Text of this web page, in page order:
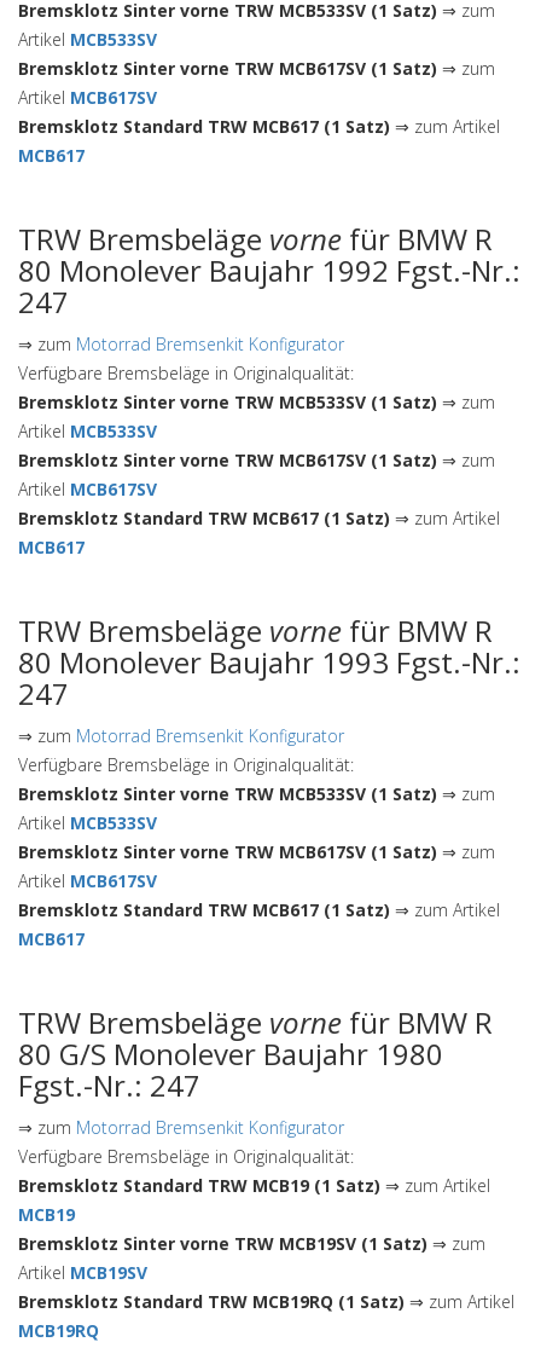
Bremsklotz Sinter vorne TRW MCB533SV (1 Satz) ⇒ zum
Artikel MCB533SV
Bremsklotz Sinter vorne TRW MCB617SV (1 Satz) ⇒ zum
Artikel MCB617SV
Bremsklotz Standard TRW MCB617 (1 Satz) ⇒ zum Artikel
MCB617
TRW Bremsbeläge vorne für BMW R
80 Monolever Baujahr 1992 Fgst.-Nr.:
247
⇒ zum Motorrad Bremsenkit Konfigurator
Verfügbare Bremsbeläge in Originalqualität:
Bremsklotz Sinter vorne TRW MCB533SV (1 Satz) ⇒ zum
Artikel MCB533SV
Bremsklotz Sinter vorne TRW MCB617SV (1 Satz) ⇒ zum
Artikel MCB617SV
Bremsklotz Standard TRW MCB617 (1 Satz) ⇒ zum Artikel
MCB617
TRW Bremsbeläge vorne für BMW R
80 Monolever Baujahr 1993 Fgst.-Nr.:
247
⇒ zum Motorrad Bremsenkit Konfigurator
Verfügbare Bremsbeläge in Originalqualität:
Bremsklotz Sinter vorne TRW MCB533SV (1 Satz) ⇒ zum
Artikel MCB533SV
Bremsklotz Sinter vorne TRW MCB617SV (1 Satz) ⇒ zum
Artikel MCB617SV
Bremsklotz Standard TRW MCB617 (1 Satz) ⇒ zum Artikel
MCB617
TRW Bremsbeläge vorne für BMW R
80 G/S Monolever Baujahr 1980
Fgst.-Nr.: 247
⇒ zum Motorrad Bremsenkit Konfigurator
Verfügbare Bremsbeläge in Originalqualität:
Bremsklotz Standard TRW MCB19 (1 Satz) ⇒ zum Artikel
MCB19
Bremsklotz Sinter vorne TRW MCB19SV (1 Satz) ⇒ zum
Artikel MCB19SV
Bremsklotz Standard TRW MCB19RQ (1 Satz) ⇒ zum Artikel
MCB19RQ